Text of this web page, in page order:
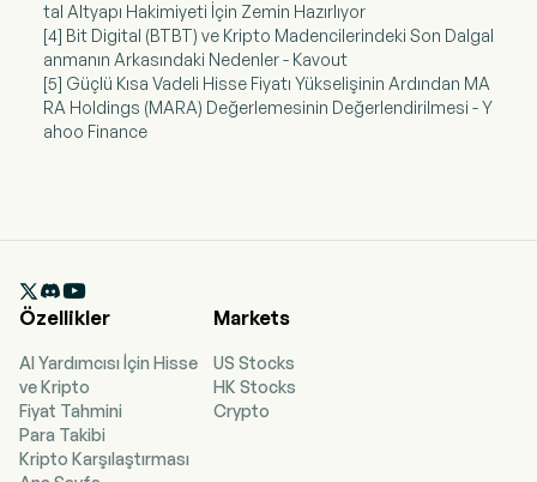
tal Altyapı Hakimiyeti İçin Zemin Hazırlıyor
[4] Bit Digital (BTBT) ve Kripto Madencilerindeki Son Dalgal
anmanın Arkasındaki Nedenler - Kavout
[5] Güçlü Kısa Vadeli Hisse Fiyatı Yükselişinin Ardından MA
RA Holdings (MARA) Değerlemesinin Değerlendirilmesi - Y
ahoo Finance

Özellikler
AI Yardımcısı İçin Hisse
ve Kripto
Fiyat Tahmini
Para Takibi
Kripto Karşılaştırması
Markets
US Stocks
HK Stocks
Crypto